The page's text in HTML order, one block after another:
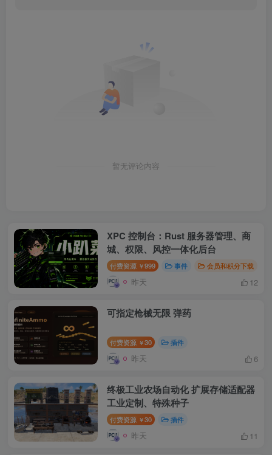
暂无评论内容
XPC 控制台：Rust 服务器管理、商
城、权限、风控一体化后台
付费资源 ￥999 事件 会员和积分下载
昨天 12
可指定枪械无限 弹药
付费资源 ￥30 插件
昨天 6
终极工业农场自动化 扩展存储适配器
工业定制、特殊种子
付费资源 ￥30 插件
昨天 11